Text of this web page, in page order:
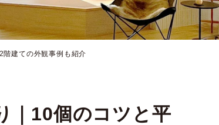
建ての外観事例も紹介
｜10個のコツと平